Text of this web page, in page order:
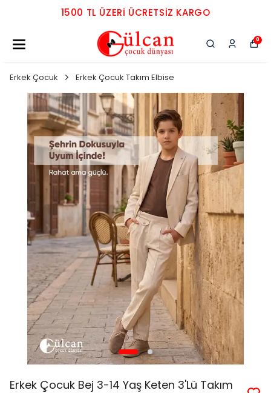
1500 TL ÜZERI ÜCRETSIZ KARGO
0
Erkek Çocuk Erkek Çocuk Takım Elbise
Erkek Çocuk Bej 3-14 Yaş Keten 3'Lü Takım